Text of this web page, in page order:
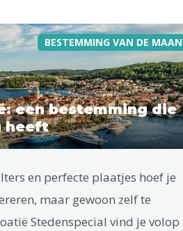
BESTEMMING VAN DE
een bestemming die
heeft
en perfecte plaatjes hoef je
maar gewoon zelf te
Stedenspecial vind je volop